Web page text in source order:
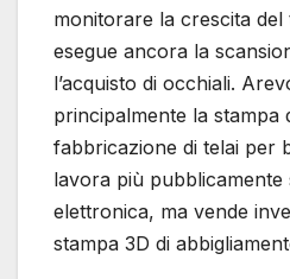
monitorare la crescita
esegue ancora la
l’acquisto di occhiali.
principalmente la stampa
fabbricazione di telai per
lavora più pubblicamente
elettronica, ma vende
stampa 3D di